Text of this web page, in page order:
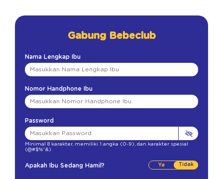
Gabung Bebeclub
Nama Lengkap Ibu
Nomor Handphone Ibu
Password
Minimal 8 karakter, memiliki 1 angka (0-9) , dan karakter spesial
(@#$%^&)
Apakah Ibu Sedang Hamil? Tidak